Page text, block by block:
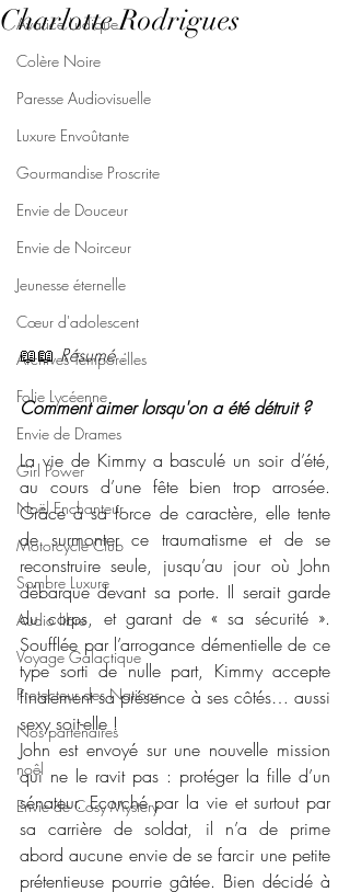
Avarice Ludique
Colère Noire
Paresse Audiovisuelle
Luxure Envoûtante
Gourmandise Proscrite
Envie de Douceur
Envie de Noirceur
Jeunesse éternelle
Cœur d'adolescent
Archives Temporelles
Folie Lycéenne
Envie de Drames
Girl Power
Noël Enchanteur
Motorcycle Club
Sombre Luxure
Audio libre
Voyage Galactique
Protecteur des Nations
Nos partenaires
noêl
Envie de Cosy Mystery
Charlotte Rodrigues
📖📖 Résumé :
Comment aimer lorsqu'on a été détruit ?
La vie de Kimmy a basculé un soir d’été,
au cours d’une fête bien trop arrosée.
Grâce à sa force de caractère, elle tente
de surmonter ce traumatisme et de se
reconstruire seule, jusqu’au jour où John
débarque devant sa porte. Il serait garde
du corps, et garant de « sa sécurité ».
Soufflée par l’arrogance démentielle de ce
type sorti de nulle part, Kimmy accepte
finalement sa présence à ses côtés… aussi
sexy soit-elle !
John est envoyé sur une nouvelle mission
qui ne le ravit pas : protéger la fille d’un
sénateur. Ecorché par la vie et surtout par
sa carrière de soldat, il n’a de prime
abord aucune envie de se farcir une petite
prétentieuse pourrie gâtée. Bien décidé à